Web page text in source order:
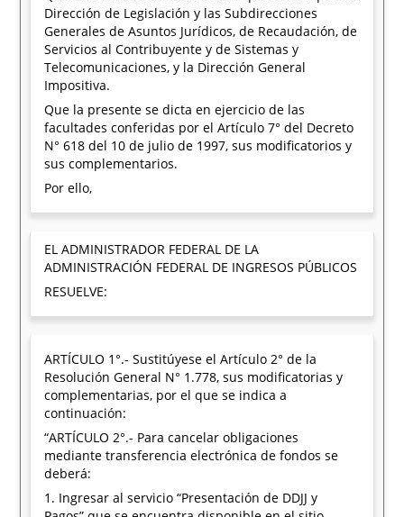
Dirección de Legislación y las Subdirecciones
Generales de Asuntos Jurídicos, de Recaudación, de
Servicios al Contribuyente y de Sistemas y
Telecomunicaciones, y la Dirección General
Impositiva.
Que la presente se dicta en ejercicio de las
facultades conferidas por el Artículo 7° del Decreto
N° 618 del 10 de julio de 1997, sus modificatorios y
sus complementarios.
Por ello,
EL ADMINISTRADOR FEDERAL DE LA
ADMINISTRACIÓN FEDERAL DE INGRESOS PÚBLICOS
RESUELVE:
ARTÍCULO 1°.- Sustitúyese el Artículo 2° de la
Resolución General N° 1.778, sus modificatorias y
complementarias, por el que se indica a
continuación:
“ARTÍCULO 2°.- Para cancelar obligaciones
mediante transferencia electrónica de fondos se
deberá:
1. Ingresar al servicio “Presentación de DDJJ y